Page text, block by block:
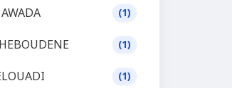
(1)
(1)
(1)